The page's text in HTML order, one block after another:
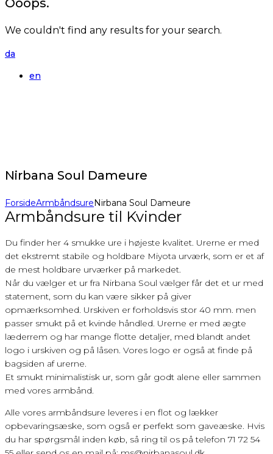
Ooops.
We couldn't find any results for your search.
da
en
Nirbana Soul Dameure
ForsideArmbåndsureNirbana Soul Dameure
Armbåndsure til Kvinder
Du finder her 4 smukke ure i højeste kvalitet. Urerne er med
det ekstremt stabile og holdbare Miyota urværk, som er et af
de mest holdbare urværker på markedet.
Når du vælger et ur fra Nirbana Soul vælger får det et ur med
statement, som du kan være sikker på giver
opmærksomhed. Urskiven er forholdsvis stor 40 mm. men
passer smukt på et kvinde håndled. Urerne er med ægte
læderrem og har mange flotte detaljer, med blandt andet
logo i urskiven og på låsen. Vores logo er også at finde på
bagsiden af urerne.
Et smukt minimalistisk ur, som går godt alene eller sammen
med vores armbånd.
Alle vores armbåndsure leveres i en flot og lækker
opbevaringsæske, som også er perfekt som gaveæske. Hvis
du har spørgsmål inden køb, så ring til os på telefon 71 72 54